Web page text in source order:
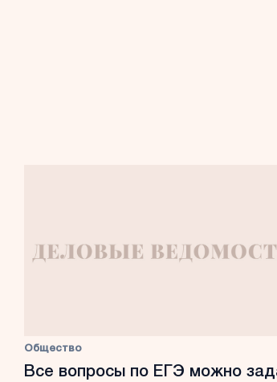
Общество
Все вопросы по ЕГЭ можно